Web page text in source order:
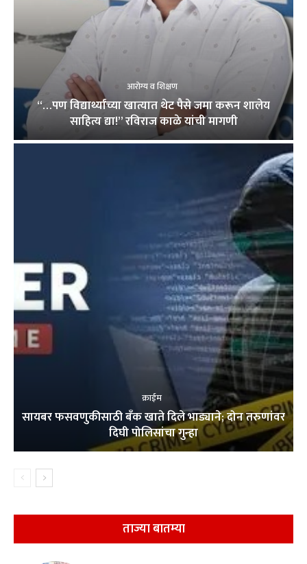
आरोग्य व शिक्षण
“…पण विद्यार्थ्यांच्या खात्यात थेट पैसे जमा करून शालेय
साहित्य द्या!” रविराज काळे यांची मागणी
क्राईम
सायबर फसवणुकीसाठी बँक खाते दिले भाड्याने; दोन तरुणांवर
दिघी पोलिसांचा गुन्हा
ताज्या बातम्या